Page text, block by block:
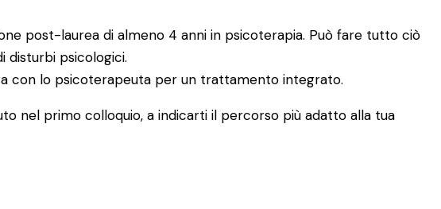
post-laurea di almeno 4 anni in psicoterapia. Può fare tutto ciò
psicologici.
con lo psicoterapeuta per un trattamento integrato.
nel primo colloquio, a indicarti il percorso più adatto alla tua